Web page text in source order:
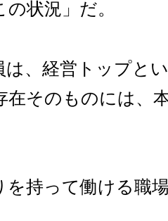
状況」だ。
は、経営トップと
在そのものには、
を持って働ける職